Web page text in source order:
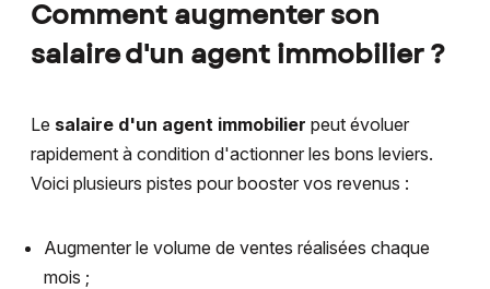
Comment augmenter son
salaire d'un agent immobilier ?
Le salaire d'un agent immobilier peut évoluer
rapidement à condition d'actionner les bons leviers.
Voici plusieurs pistes pour booster vos revenus :
Augmenter le volume de ventes réalisées chaque
mois ;